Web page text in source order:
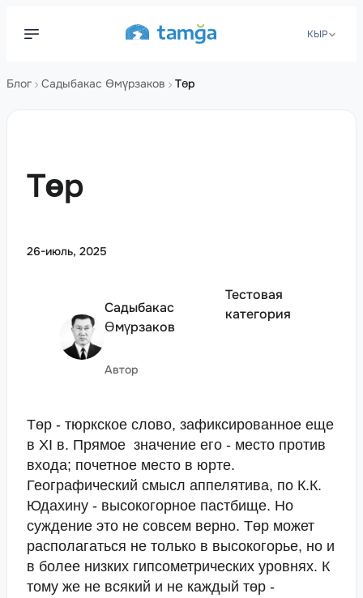
КЫР
Блог Садыбакас Өмүрзаков Төр
Төр
26-июль, 2025
Садыбакас
Өмүрзаков
Автор
Тестовая
категория
Төр - тюркское слово, зафиксированное еще
в XI в. Прямое значение его - место против
входа; почетное место в юрте.
Географический смысл аппелятива, по К.К.
Юдахину - высокогорное пастбище. Но
суждение это не совсем верно. Төр может
располагаться не только в высокогорье, но и
в более низких гипсометрических уровнях. К
тому же не всякий и не каждый төр -